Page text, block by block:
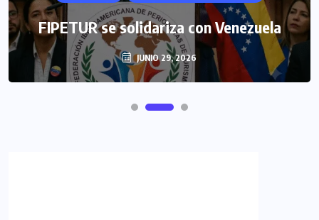
FIPETUR se solidariza con Venezuela
JUNIO 29, 2026